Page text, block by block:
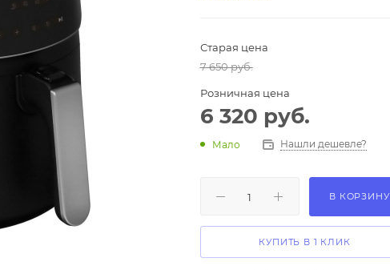
Старая цена
7 650руб.
Розничная цена
6 320 руб.
Мало Нашли дешевле?
В КОРЗИНУ
КУПИТЬ В 1 КЛИК